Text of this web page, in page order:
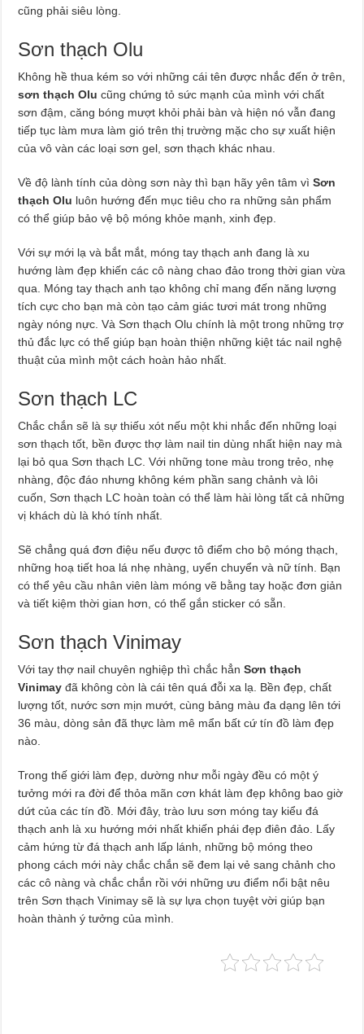
cũng phải siêu lòng.
Sơn thạch Olu
Không hề thua kém so với những cái tên được nhắc đến ở trên,
sơn thạch Olucũng chứng tỏ sức mạnh của mình với chất
sơn đậm, căng bóng mượt khỏi phải bàn và hiện nó vẫn đang
tiếp tục làm mưa làm gió trên thị trường mặc cho sự xuất hiện
của vô vàn các loại sơn gel, sơn thạch khác nhau.
Về độ lành tính của dòng sơn này thì bạn hãy yên tâm vìSơn
thạch Olu luôn hướng đến mục tiêu cho ra những sản phẩm
có thể giúp bảo vệ bộ móng khỏe mạnh, xinh đẹp.
Với sự mới lạ và bắt mắt, móng tay thạch anh đang là xu
hướng làm đẹp khiến các cô nàng chao đảo trong thời gian vừa
qua. Móng tay thạch anh tạo không chỉ mang đến năng lượng
tích cực cho bạn mà còn tạo cảm giác tươi mát trong những
ngày nóng nực. Và Sơn thạch Olu chính là một trong những trợ
thủ đắc lực có thể giúp bạn hoàn thiện những kiệt tác nail nghệ
thuật của mình một cách hoàn hảo nhất.
Sơn thạch LC
Chắc chắn sẽ là sự thiếu xót nếu một khi nhắc đến những loại
sơn thạch tốt, bền được thợ làm nail tin dùng nhất hiện nay mà
lại bỏ qua Sơn thạch LC. Với những tone màu trong trẻo, nhẹ
nhàng, độc đáo nhưng không kém phần sang chảnh và lôi
cuốn, Sơn thạch LC hoàn toàn có thể làm hài lòng tất cả những
vị khách dù là khó tính nhất.
Sẽ chẳng quá đơn điệu nếu được tô điểm cho bộ móng thạch,
những hoạ tiết hoa lá nhẹ nhàng, uyển chuyển và nữ tính. Bạn
có thể yêu cầu nhân viên làm móng vẽ bằng tay hoặc đơn giản
và tiết kiệm thời gian hơn, có thể gắn sticker có sẵn.
Sơn thạch Vinimay
Với tay thợ nail chuyên nghiệp thì chắc hẳnSơn thạch
Vinimay đã không còn là cái tên quá đỗi xa lạ. Bền đẹp, chất
lượng tốt, nước sơn mịn mướt, cùng bảng màu đa dạng lên tới
36 màu, dòng sản đã thực làm mê mẩn bất cứ tín đồ làm đẹp
nào.
Trong thế giới làm đẹp, dường như mỗi ngày đều có một ý
tưởng mới ra đời để thỏa mãn cơn khát làm đẹp không bao giờ
dứt của các tín đồ. Mới đây, trào lưu sơn móng tay kiểu đá
thạch anh là xu hướng mới nhất khiến phái đẹp điên đảo. Lấy
cảm hứng từ đá thạch anh lấp lánh, những bộ móng theo
phong cách mới này chắc chắn sẽ đem lại vẻ sang chảnh cho
các cô nàng và chắc chắn rồi với những ưu điểm nổi bật nêu
trên Sơn thạch Vinimay sẽ là sự lựa chọn tuyệt vời giúp bạn
hoàn thành ý tưởng của mình.